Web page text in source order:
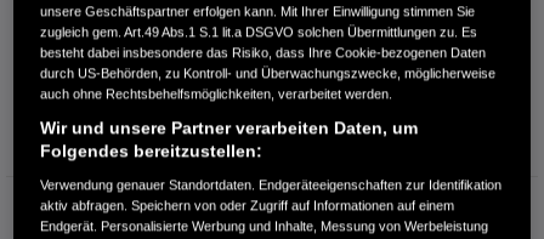
Information über den
Energieverbrauch und die CO₂-
Kraftstoffverbrauch:
5,4 l/100km (kombiniert)
4,6 l/100km (Innenstadt)
unsere Geschäftspartner erfolgen kann. Mit Ihrer Einwilligung stimmen Sie
zugleich gem. Art.49 Abs.1 S.1 lit.a DSGVO solchen Übermittlungen zu. Es
besteht dabei insbesondere das Risiko, dass Ihre Cookie-bezogenen Daten
durch US-Behörden, zu Kontroll- und Überwachungszwecke, möglicherweise
auch ohne Rechtsbehelfsmöglichkeiten, verarbeitet werden.
Wir und unsere Partner verarbeiten Daten, um
Folgendes bereitzustellen:
Verwendung genauer Standortdaten. Endgeräteeigenschaften zur Identifikation
aktiv abfragen. Speichern von oder Zugriff auf Informationen auf einem
Endgerät. Personalisierte Werbung und Inhalte, Messung von Werbeleistung